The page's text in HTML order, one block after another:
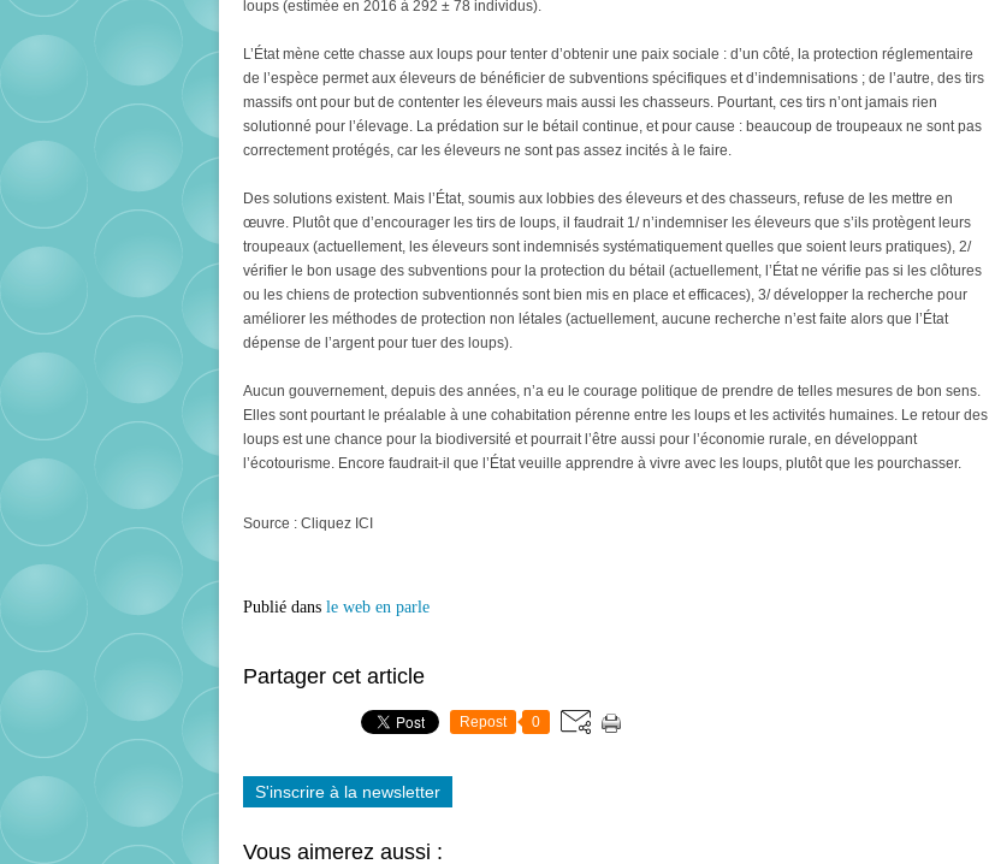
loups (estimée en 2016 à 292 ± 78 individus).
L’État mène cette chasse aux loups pour tenter d’obtenir une paix sociale : d’un côté, la protection réglementaire
de l’espèce permet aux éleveurs de bénéficier de subventions spécifiques et d’indemnisations ; de l’autre, des tirs
massifs ont pour but de contenter les éleveurs mais aussi les chasseurs. Pourtant, ces tirs n’ont jamais rien
solutionné pour l’élevage. La prédation sur le bétail continue, et pour cause : beaucoup de troupeaux ne sont pas
correctement protégés, car les éleveurs ne sont pas assez incités à le faire.
Des solutions existent. Mais l’État, soumis aux lobbies des éleveurs et des chasseurs, refuse de les mettre en
œuvre. Plutôt que d’encourager les tirs de loups, il faudrait 1/ n’indemniser les éleveurs que s’ils protègent leurs
troupeaux (actuellement, les éleveurs sont indemnisés systématiquement quelles que soient leurs pratiques), 2/
vérifier le bon usage des subventions pour la protection du bétail (actuellement, l’État ne vérifie pas si les clôtures
ou les chiens de protection subventionnés sont bien mis en place et efficaces), 3/ développer la recherche pour
améliorer les méthodes de protection non létales (actuellement, aucune recherche n’est faite alors que l’État
dépense de l’argent pour tuer des loups).
Aucun gouvernement, depuis des années, n’a eu le courage politique de prendre de telles mesures de bon sens.
Elles sont pourtant le préalable à une cohabitation pérenne entre les loups et les activités humaines. Le retour des
loups est une chance pour la biodiversité et pourrait l’être aussi pour l’économie rurale, en développant
l’écotourisme. Encore faudrait-il que l’État veuille apprendre à vivre avec les loups, plutôt que les pourchasser.
Source : Cliquez ICI
Publié dans le web en parle
Partager cet article
Repost 0
S'inscrire à la newsletter
Vous aimerez aussi :